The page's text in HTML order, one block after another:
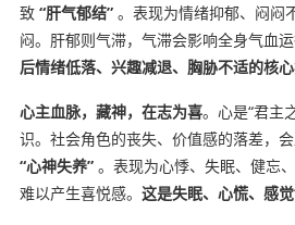
致 “肝气郁结”。表现为情绪抑郁、闷闷
闷。肝郁则气滞，气滞会影响全身气血运
后情绪低落、兴趣减退、胸胁不适的核心
心主血脉，藏神，在志为喜。心是“君主
识。社会角色的丧失、价值感的落差，
“心神失养”。表现为心悸、失眠、健忘
难以产生喜悦感。 这是失眠、心慌、感觉